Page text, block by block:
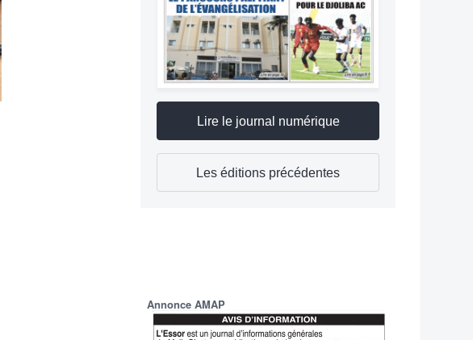
Lire le journal numérique
Les éditions précédentes
Annonce AMAP